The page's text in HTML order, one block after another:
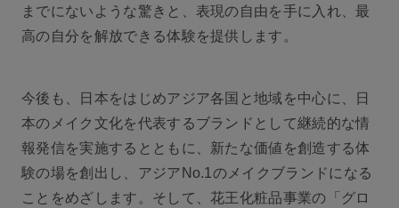
までにないような驚きと、表現の自由を手に入れ、最
高の自分を解放できる体験を提供します。
今後も、日本をはじめアジア各国と地域を中心に、日
本のメイク文化を代表するブランドとして継続的な情
報発信を実施するとともに、新たな価値を創造する体
験の場を創出し、アジアNo.1のメイクブランドになる
ことをめざします。そして、花王化粧品事業の「グロ